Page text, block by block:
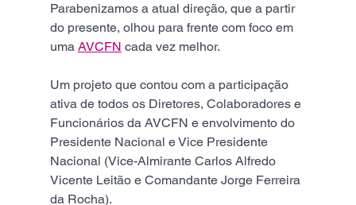
Parabenizamos a atual direção, que a partir
do presente, olhou para frente com foco em
uma AVCFN cada vez melhor.
Um projeto que contou com a participação
ativa de todos os Diretores, Colaboradores e
Funcionários da AVCFN e envolvimento do
Presidente Nacional e Vice Presidente
Nacional (Vice-Almirante Carlos Alfredo
Vicente Leitão e Comandante Jorge Ferreira
da Rocha).